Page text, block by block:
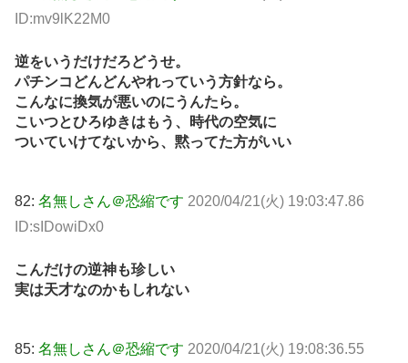
ID:mv9lK22M0
逆をいうだけだろどうせ。
パチンコどんどんやれっていう方針なら。
こんなに換気が悪いのにうんたら。
こいつとひろゆきはもう、時代の空気に
ついていけてないから、黙ってた方がいい
82: 名無しさん＠恐縮です 2020/04/21(火) 19:03:47.86
ID:sIDowiDx0
こんだけの逆神も珍しい
実は天才なのかもしれない
85: 名無しさん＠恐縮です 2020/04/21(火) 19:08:36.55